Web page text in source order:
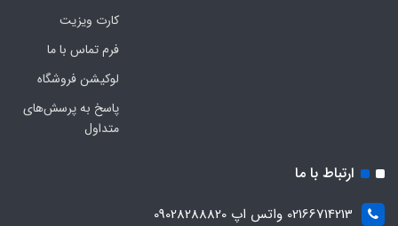
کارت ویزیت
فرم تماس با ما
لوکیشن فروشگاه
پاسخ به پرسش‌های
متداول
ارتباط با ما
02166714213 واتس اپ 09028288820